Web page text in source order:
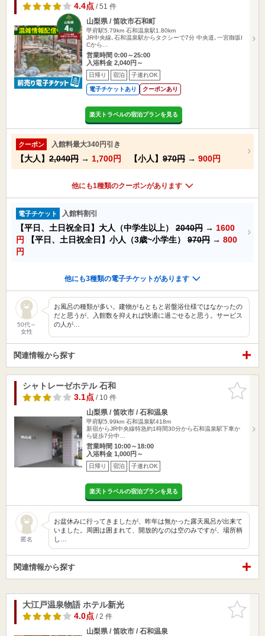
4.4点/ 51 件
山梨県 / 笛吹市石和町
甲府駅5.79km 石和温泉駅1.80km
JR中央線､石和温泉駅からタクシーで7分 中央道､一宮御坂I
Cから…
営業時間 0:00～25:00
入浴料金 2,040円～
日帰り 宿泊 子連れOK
電子チケットあり クーポンあり
楽天トラベルの宿泊プランを見る
クーポン 入館料最大340円引き
【大人】 2,040円 → 1,700円 【小人】 970円 → 900円
他にも1種類のクーポンがあります
電子チケット 入館料割引
【平日、土日祝全日】大人（中学生以上） 2040円 → 1600
円
【平日、土日祝全日】小人（3歳~小学生） 970円 → 800
円
他にも3種類の電子チケットがあります
50代～
女性
お風呂の種類が多い。建物がもともと岩盤浴仕様ではなかったの
だと思うが、入館数を抑えれば快適に過ごせると思う。サービス
の人が…
関連情報から探す
お気に入
りに追加
シャトレーゼホテル 石和
3.1点/ 10 件
山梨県 / 笛吹市 / 石和温泉
甲府駅5.99km 石和温泉駅418m
新宿からJR中央線特急約1時間30分から石和温泉駅下車か
ら徒歩7分中…
営業時間 10:00～18:00
入浴料金 1,000円～
日帰り 宿泊 子連れOK
楽天トラベルの宿泊プランを見る
匿名
お盆休みに行ってきましたが、昨年は無かった露天風呂が出来て
いました。周囲は囲まれて、開放的なのは空のみですが、場所柄
し…
関連情報から探す
お気に入
りに追加
大江戸温泉物語 ホテル新光
4.0点/ 2 件
山梨県 / 笛吹市 / 石和温泉